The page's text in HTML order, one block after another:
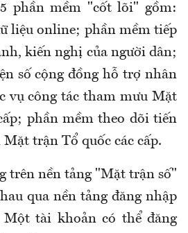
phần mềm "cốt lõi" gồm:
liệu online; phần mềm tiếp
kiến nghị của người dân;
số cộng đồng hỗ trợ nhân
vụ công tác tham mưu Mặt
phần mềm theo dõi tiến
trận Tổ quốc các cấp.
trên nền tảng "Mặt trận số"
qua nền tảng đăng nhập
tài khoản có thể đăng